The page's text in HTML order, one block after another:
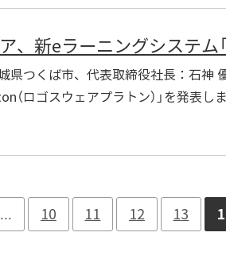
、新eラーニングシステム
城県つくば市、代表取締役社長：石
（ロゴスウェアプラトン）」を発表し
... 10 11 12 13